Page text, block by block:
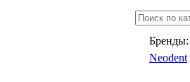
Бренды:
Neodent